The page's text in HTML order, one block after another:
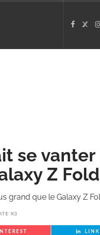
se vanter
Z
grand que le Galaxy Z
X3